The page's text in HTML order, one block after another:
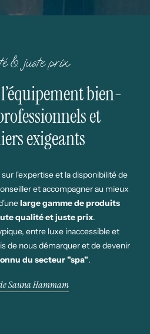
& juste prix
bien-
et
exigeants
l'expertise et la disponibilité de
et accompagner au mieux
large gamme de produits
qualité et juste prix.
entre luxe inaccessible et
de nous démarquer et de devenir
du secteur "spa".
Sauna Hammam